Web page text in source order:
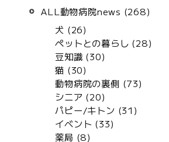
ALL動物病院news (268)
犬 (26)
ペットとの暮らし (28)
豆知識 (30)
猫 (30)
動物病院の裏側 (73)
シニア (20)
パピー/キトン (31)
イベント (33)
薬局 (8)